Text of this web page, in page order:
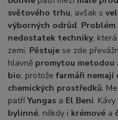
světového trhu, avšak s
výborných odrůd. Problém
nedostatek techniky, která
zemi. Pěstuje se zde
hlavně promytou metodou
bio, protožefarmáři
chemických prostředků.
patříYungas a El Beni.
bylinné, někdy i krémové a